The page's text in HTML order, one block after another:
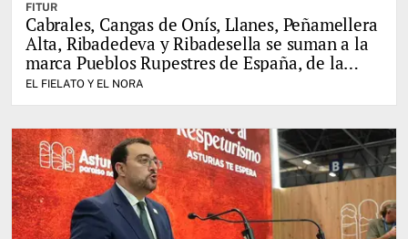
FITUR
Cabrales, Cangas de Onís, Llanes, Peñamellera
Alta, Ribadedeva y Ribadesella se suman a la
marca Pueblos Rupestres de España, de la
mano del Leader del Oriente de Asturias
EL FIELATO Y EL NORA